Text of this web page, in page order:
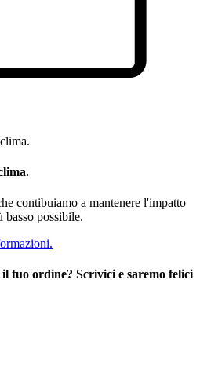
contibuiamo a mantenere l'impatto
possibile.
tuo ordine? Scrivici e saremo felici